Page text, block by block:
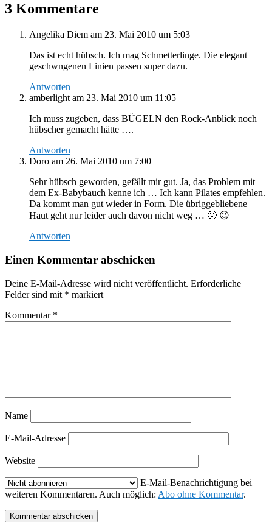
3 Kommentare
Angelika Diem am 23. Mai 2010 um 5:03
Das ist echt hübsch. Ich mag Schmetterlinge. Die elegant
geschwngenen Linien passen super dazu.
Antworten
amberlight am 23. Mai 2010 um 11:05
Ich muss zugeben, dass BÜGELN den Rock-Anblick noch
hübscher gemacht hätte ….
Antworten
Doro am 26. Mai 2010 um 7:00
Sehr hübsch geworden, gefällt mir gut. Ja, das Problem mit
dem Ex-Babybauch kenne ich … Ich kann Pilates empfehlen.
Da kommt man gut wieder in Form. Die übriggebliebene
Haut geht nur leider auch davon nicht weg … 🙁 😉
Antworten
Einen Kommentar abschicken
Deine E-Mail-Adresse wird nicht veröffentlicht. Erforderliche
Felder sind mit * markiert
Kommentar *
Name
E-Mail-Adresse
Website
E-Mail-Benachrichtigung bei
weiteren Kommentaren. Auch möglich: Abo ohne Kommentar.
Kommentar abschicken